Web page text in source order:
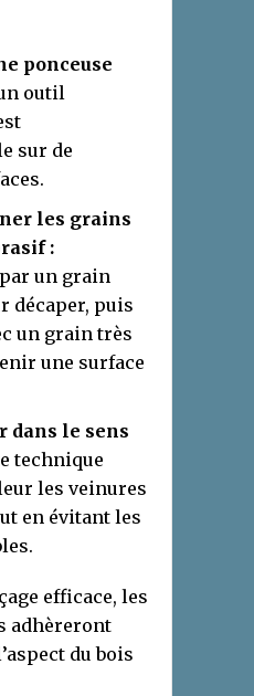
ponceuse
outil
sur de
les grains
:
un grain
décaper, puis
un grain très
une surface
dans le sens
technique
les veinures
en évitant les
efficace, les
adhèreront
du bois